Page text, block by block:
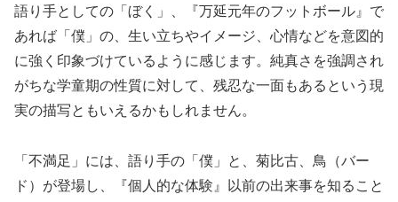
語り手としての「ぼく」、『万延元年のフットボール』で
あれば「僕」の、生い立ちやイメージ、心情などを意図的
に強く印象づけているように感じます。純真さを強調され
がちな学童期の性質に対して、残忍な一面もあるという現
実の描写ともいえるかもしれません。
「不満足」には、語り手の「僕」と、菊比古、鳥（バー
ド）が登場し、『個人的な体験』以前の出来事を知ること